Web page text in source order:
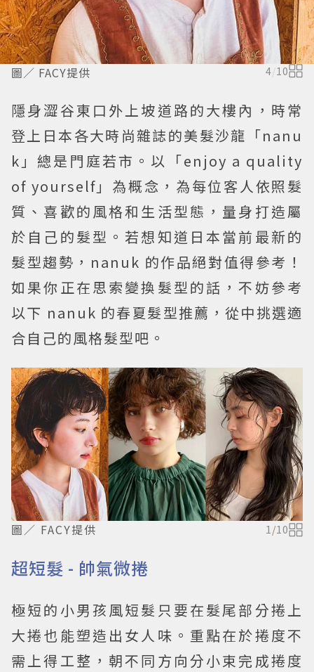
圖／ FACY提供 4/10
隱身澀谷東口外上坡道路的大樓內，時常
登上日本各大時尚雜誌的美髮沙龍「nanu
k」總是門庭若市。以「enjoy a quality
of yourself」為概念，為每位客人依照髮
質、喜歡的風格和生活型態，量身打造屬
於自己的髮型。若想知道日本當前最新的
髮型趨勢，nanuk 的作品絕對值得參考！
如果你正在思索變換髮型的話，不妨參考
以下 nanuk 的春夏髮型推薦，從中挑選適
合自己的風格髮型吧。
圖／ FACY提供 1/10
超短髮 - 帥氣微捲
極短的小男孩風短髮只要在髮尾部分捲上
大捲也能塑造出女人味。重點在於捲度不
需上得工整，朝不同方向分小束完成捲度